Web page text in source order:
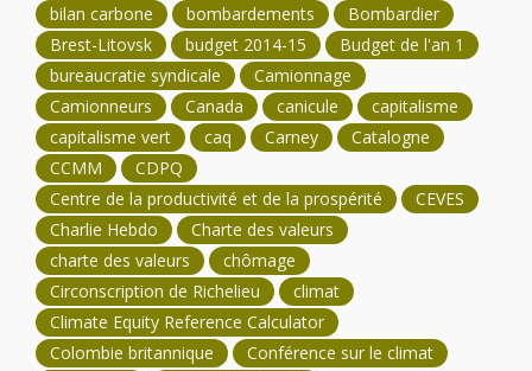
bilan carbone bombardements
Bombardier
Brest-Litovsk
budget 2014-15
Budget de l'an 1
bureaucratie syndicale
Camionnage
Camionneurs
Canada canicule
capitalisme
capitalisme vert
caq Carney
Catalogne
CCMM
CDPQ
Centre de la productivité et de la prospérité
CEVES
Charlie Hebdo
Charte des valeurs
charte des valeurs
chômage
Circonscription de Richelieu
climat
Climate Equity Reference Calculator
Colombie britannique
Conférence sur le climat